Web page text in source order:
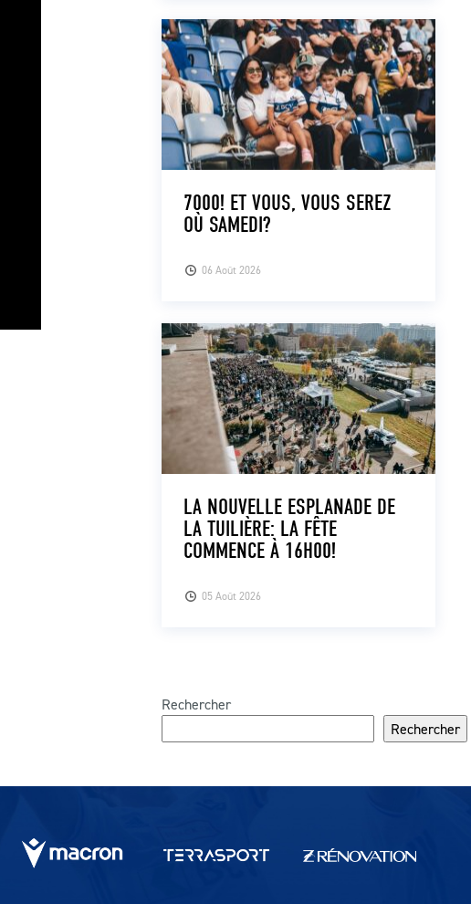
06 Août 2026
7000! ET VOUS, VOUS SEREZ
OÙ SAMEDI?
05 Août 2026
LA NOUVELLE ESPLANADE DE
LA TUILIÈRE: LA FÊTE
COMMENCE À 16H00!
Rechercher
Rechercher